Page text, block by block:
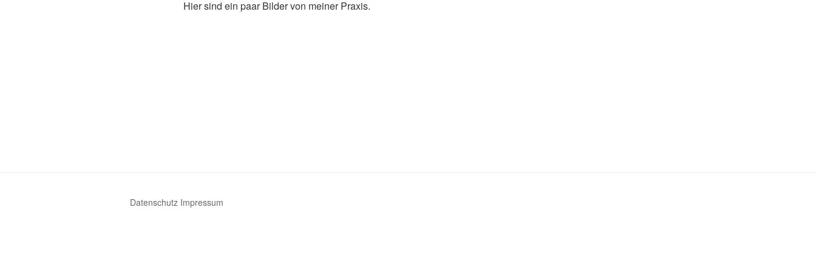
Hier sind ein paar Bilder von meiner Praxis.
Datenschutz Impressum